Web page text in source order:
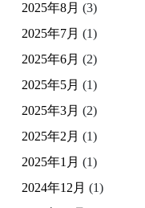
2025年8月 (3)
2025年7月 (1)
2025年6月 (2)
2025年5月 (1)
2025年3月 (2)
2025年2月 (1)
2025年1月 (1)
2024年12月 (1)